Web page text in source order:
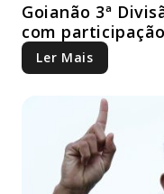
Goianão 3ª
com
Ler Mais